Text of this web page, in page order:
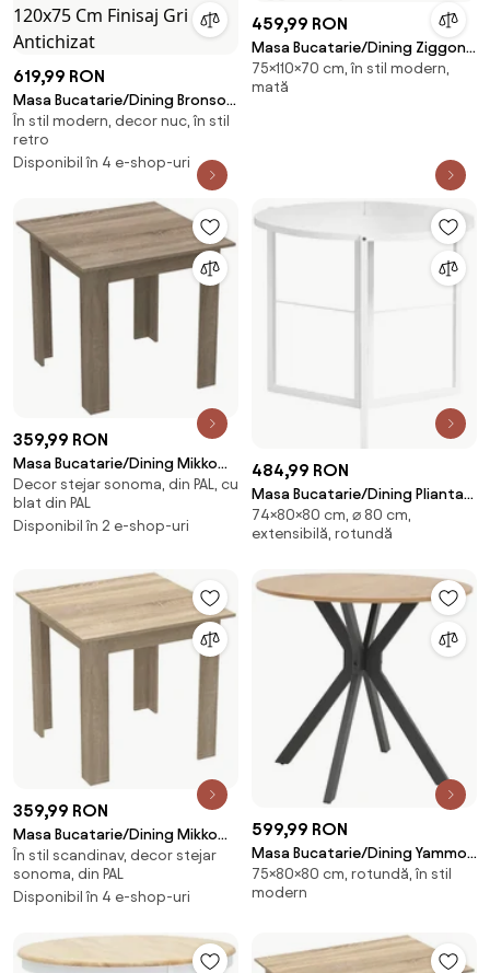
619,99 RON
Masa Bucatarie/Dining Bronson
MDF Furniruit 120x75 Cm Finisaj
Gri Antichizat
În stil modern, decor nuc, în stil
retro
Disponibil în 4 e-shop-uri
459,99 RON
Masa Bucatarie/Dining Ziggon
Stejar 110x70 Cm
75×110×70 cm, în stil modern,
mată
359,99 RON
Masa Bucatarie/Dining Mikko
Stejar Trufa 80x80 Cm
Decor stejar sonoma, din PAL, cu
blat din PAL
Disponibil în 2 e-shop-uri
484,99 RON
Masa Bucatarie/Dining Plianta
Rotunda Tannys PAL Alb
,Diametru 80 Cm
74×80×80 cm, ⌀ 80 cm,
extensibilă, rotundă
359,99 RON
Masa Bucatarie/Dining Mikko
Stejar Sonoma 80x80 Cm
În stil scandinav, decor stejar
sonoma, din PAL
Disponibil în 4 e-shop-uri
599,99 RON
Masa Bucatarie/Dining Yammos
MDF Stejar Diamentru 80 Cm
Picioare Negre
75×80×80 cm, rotundă, în stil
modern